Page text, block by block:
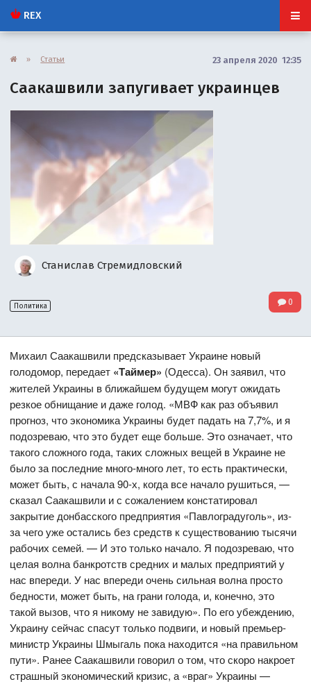
REX
» Статьи 23 апреля 2020 12:35
Саакашвили запугивает украинцев
Станислав Стремидловский
Политика 0
Михаил Саакашвили предсказывает Украине новый
голодомор, передает «Таймер» (Одесса). Он заявил, что
жителей Украины в ближайшем будущем могут ожидать
резкое обнищание и даже голод. «МВФ как раз объявил
прогноз, что экономика Украины будет падать на 7,7%, и я
подозреваю, что это будет еще больше. Это означает, что
такого сложного года, таких сложных вещей в Украине не
было за последние много-много лет, то есть практически,
может быть, с начала 90-х, когда все начало рушиться, —
сказал Саакашвили и с сожалением констатировал
закрытие донбасского предприятия «Павлоградуголь», из-
за чего уже остались без средств к существованию тысячи
рабочих семей. — И это только начало. Я подозреваю, что
целая волна банкротств средних и малых предприятий у
нас впереди. У нас впереди очень сильная волна просто
бедности, может быть, на грани голода, и, конечно, это
такой вызов, что я никому не завидую». По его убеждению,
Украину сейчас спасут только подвиги, и новый премьер-
министр Украины Шмыгаль пока находится «на правильном
пути». Ранее Саакашвили говорил о том, что скоро накроет
страшный экономический кризис, а «враг» Украины —